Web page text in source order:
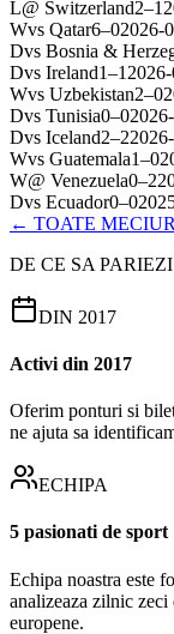
L@ Switzerland2–1
Wvs Qatar6–02026-
Dvs Bosnia &
Dvs Ireland1–1
Wvs Uzbekistan2–0
Dvs Tunisia0–0
Dvs Iceland2–2
Wvs Guatemala1–0
W@ Venezuela0–2
Dvs Ecuador0–0
← TOATE
DE CE SA
DIN 2017
Activi din 2017
Oferim ponturi si
ne ajuta sa
ECHIPA
5 pasionati de sport
Echipa noastra este
analizeaza zilnic
europene.